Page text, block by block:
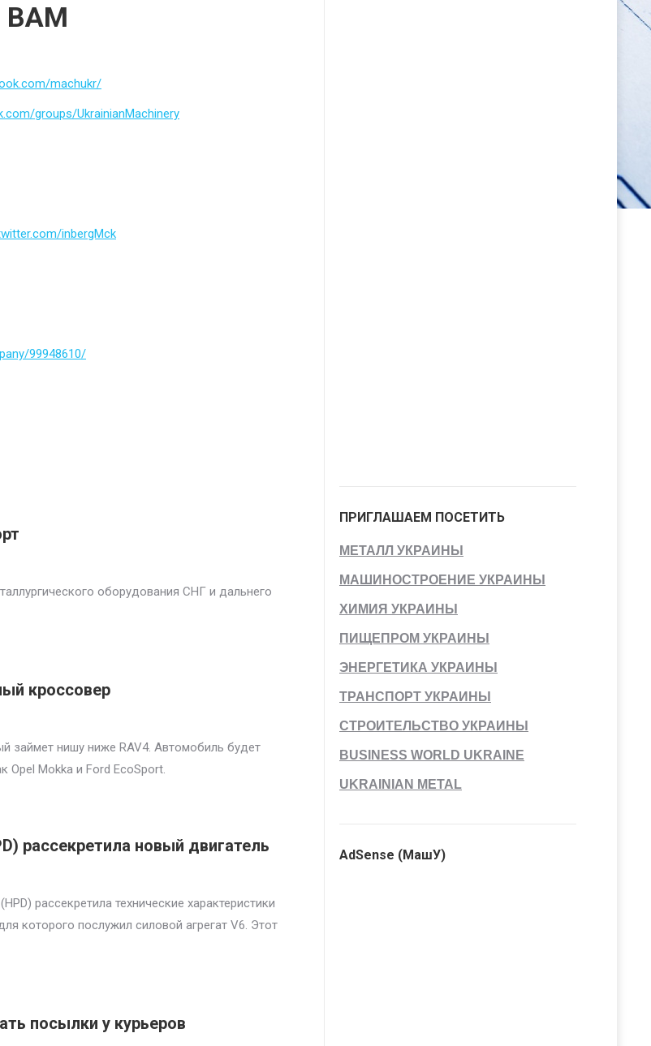
ВАМ
machukr/
groups/UkrainianMachinery
inbergMck
99948610/
оборудования СНГ и дальнего
кроссовер
займет нишу ниже RAV4. Автомобиль будет
Opel Mokka и Ford EcoSport.
рассекретила новый двигатель
рассекретила технические характеристики
которого послужил силовой агрегат V6. Этот
посылки у курьеров
ПРИГЛАШАЕМ ПОСЕТИТЬ
МЕТАЛЛ УКРАИНЫ
МАШИНОСТРОЕНИЕ УКРАИНЫ
ХИМИЯ УКРАИНЫ
ПИЩЕПРОМ УКРАИНЫ
ЭНЕРГЕТИКА УКРАИНЫ
ТРАНСПОРТ УКРАИНЫ
СТРОИТЕЛЬСТВО УКРАИНЫ
BUSINESS WORLD UKRAINE
UKRAINIAN METAL
AdSense (МашУ)